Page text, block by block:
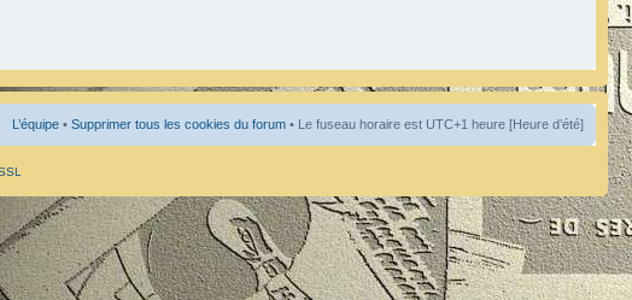
L’équipe • Supprimer tous les cookies du forum • Le fuseau horaire est UTC+1 heure [Heure d’été]